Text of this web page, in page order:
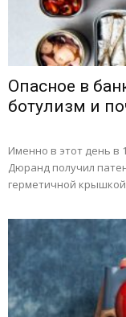
Опасное в
ботулизм и
Именно в этот день в
Дюранд получил
герметичной